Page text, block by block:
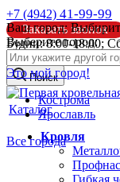
Ваш город:
Выберите город:
Это мой город!
Кострома
Ярославль
Все города
+7 (4942) 41-99-99
Заказать звонок
Будни: 8:00-18:00;
info@pk44.ru
Поиск
Каталог
Кровля
Гибкая